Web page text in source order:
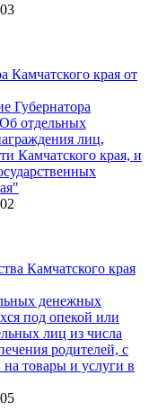
Камчатского края от
Губернатора
отдельных
лиц,
Камчатского края, и
Камчатского края
денежных
под опекой или
лиц из числа
родителей, с
товары и услуги в